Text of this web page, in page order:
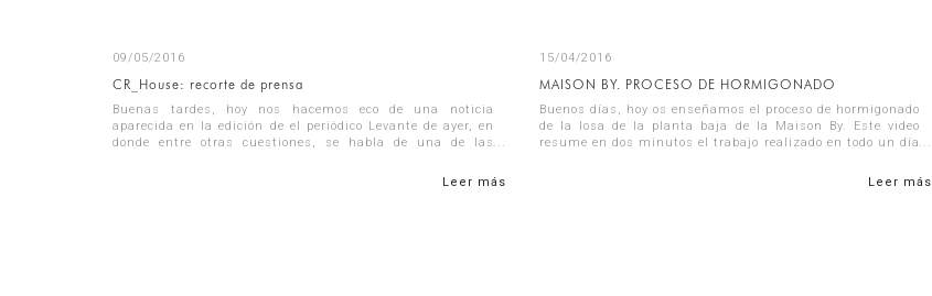
09/05/2016
CR_House: recorte de prensa
Buenas tardes, hoy nos hacemos eco de una noticia
aparecida en la edición de el periódico Levante de ayer, en
donde entre otras cuestiones, se habla de una de las
Leer más
15/04/2016
MAISON BY. PROCESO DE HORMIGONADO
Buenos días, hoy os enseñamos el proceso de hormigonado
de la losa de la planta baja de la Maison By. Este video
resume en dos minutos el trabajo realizado en todo un día
Leer más